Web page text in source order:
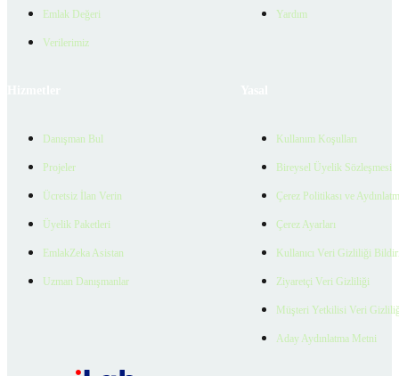
Emlak Değeri
Verilerimiz
Yardım
Danışman Bul
Projeler
Ücretsiz İlan Verin
Üyelik Paketleri
EmlakZeka Asistan
Uzman Danışmanlar
Kullanım Koşulları
Bireysel Üyelik Sözleşmesi
Çerez Politikası ve
Çerez Ayarları
Kullanıcı Veri Gizliliği
Ziyaretçi Veri Gizliliği
Müşteri Yetkilisi Veri
Aday Aydınlatma Metni